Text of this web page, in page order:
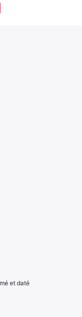
et daté